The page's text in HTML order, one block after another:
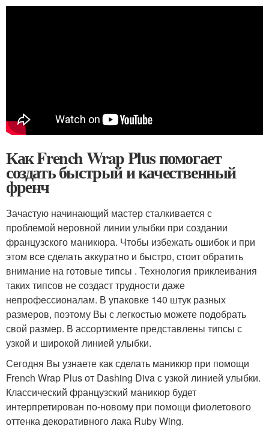
Как French Wrap Plus помогает
создать быстрый и качественный
френч
Зачастую начинающий мастер сталкивается с
проблемой неровной линии улыбки при создании
французского маникюра. Чтобы избежать ошибок и при
этом все сделать аккуратно и быстро, стоит обратить
внимание на готовые типсы . Технология приклеивания
таких типсов не создаст трудности даже
непрофессионалам. В упаковке 140 штук разных
размеров, поэтому Вы с легкостью можете подобрать
свой размер. В ассортименте представлены типсы с
узкой и широкой линией улыбки.
Сегодня Вы узнаете как сделать маникюр при помощи
French Wrap Plus от Dashing Diva с узкой линией улыбки.
Классический французский маникюр будет
интерпретирован по-новому при помощи фиолетового
оттенка декоративного лака Ruby Wing.